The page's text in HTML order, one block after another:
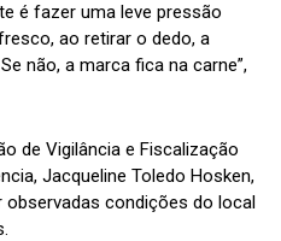
é fazer uma leve pressão
ao retirar o dedo, a
não, a marca fica na carne”,
de Vigilância e Fiscalização
Jacqueline Toledo Hosken,
condições do local